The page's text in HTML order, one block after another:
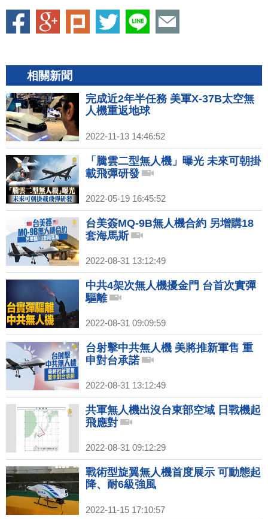
相關新聞
完成近2年半任務 美軍X-37B太空無
人機重返地球
2022-11-13 14:46:52
「騰雲二型無人機」曝光 未來可朝掛
載飛彈研發
2022-05-19 16:45:52
台美簽MQ-9B無人機合約 另增購18
套海馬斯
2022-08-31 13:12:49
中共4架次無人機擾金門 台首次實彈
驅離
2022-08-31 09:09:59
台射擊中共無人機 美將推新軍售 重
申對台承諾
2022-08-31 13:12:49
共軍無人機出沒台東部空域 日戰機起
飛應對
2022-08-31 09:12:29
戰術型旋翼無人機首度展示 可動態起
降、耐6級強風
2022-11-15 17:10:57